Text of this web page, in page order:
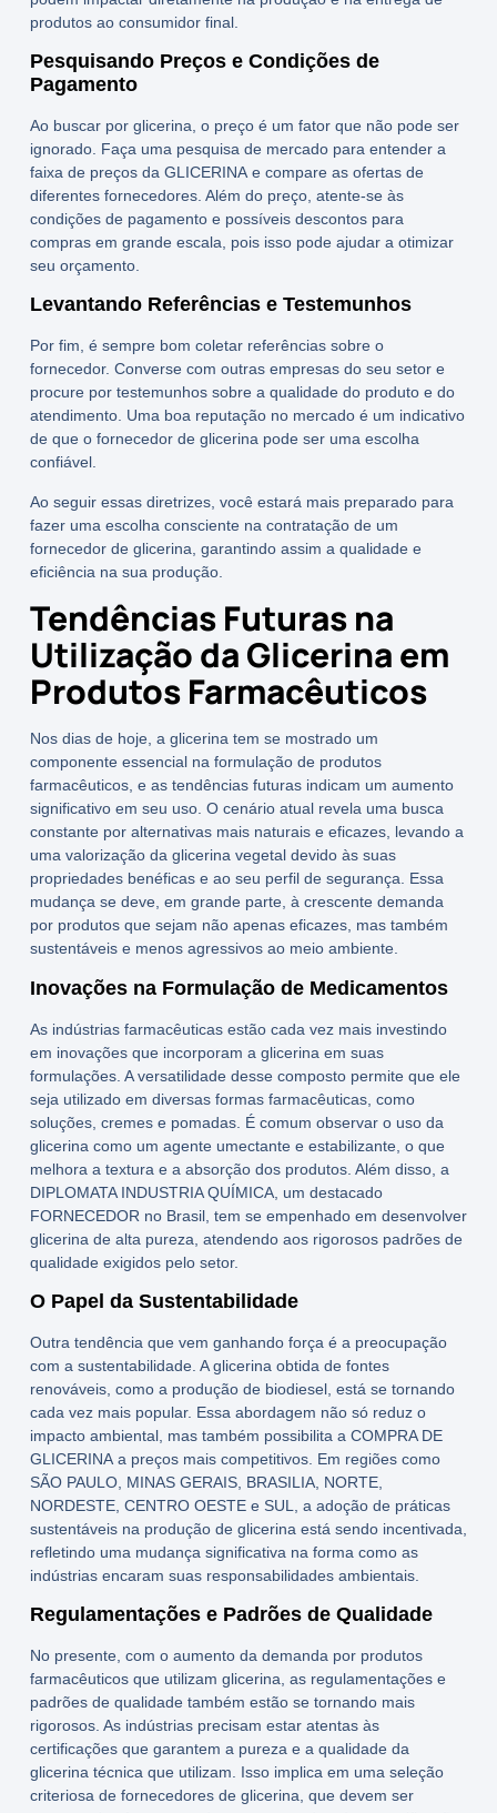
produtos ao consumidor final.
Pesquisando Preços e Condições de
Pagamento
Ao buscar por glicerina, o preço é um fator que não pode ser
ignorado. Faça uma pesquisa de mercado para entender a
faixa de preços da GLICERINAe compare as ofertas de
diferentes fornecedores. Além do preço, atente-se às
condições de pagamento e possíveis descontos para
compras em grande escala, pois isso pode ajudar a otimizar
seu orçamento.
Levantando Referências e Testemunhos
Por fim, é sempre bom coletar referências sobre o
fornecedor. Converse com outras empresas do seu setor e
procure por testemunhos sobre a qualidade do produto e do
atendimento. Uma boa reputação no mercado é um indicativo
de que o fornecedor de glicerina pode ser uma escolha
confiável.
Ao seguir essas diretrizes, você estará mais preparado para
fazer uma escolha consciente na contratação de um
fornecedor de glicerina, garantindo assim a qualidade e
eficiência na sua produção.
Tendências Futuras na
Utilização da Glicerina em
Produtos Farmacêuticos
Nos dias de hoje, a glicerina tem se mostrado um
componente essencial na formulação de produtos
farmacêuticos, e as tendências futuras indicam um aumento
significativo em seu uso. O cenário atual revela uma busca
constante por alternativas mais naturais e eficazes, levando a
uma valorização da glicerina vegetaldevido às suas
propriedades benéficas e ao seu perfil de segurança. Essa
mudança se deve, em grande parte, à crescente demanda
por produtos que sejam não apenas eficazes, mas também
sustentáveis e menos agressivos ao meio ambiente.
Inovações na Formulação de Medicamentos
As indústrias farmacêuticas estão cada vez mais investindo
em inovações que incorporam a glicerina em suas
formulações. A versatilidade desse composto permite que ele
seja utilizado em diversas formas farmacêuticas, como
soluções, cremes e pomadas. É comum observar o uso da
glicerina como um agente umectante e estabilizante, o que
melhora a textura e a absorção dos produtos. Além disso, a
DIPLOMATA INDUSTRIA QUÍMICA, um destacado
FORNECEDOR no Brasil, tem se empenhado em desenvolver
glicerina de alta pureza, atendendo aos rigorosos padrões de
qualidade exigidos pelo setor.
O Papel da Sustentabilidade
Outra tendência que vem ganhando força é a preocupação
com a sustentabilidade. Aglicerina obtida de fontes
renováveis, como a produção de biodiesel, está se tornando
cada vez mais popular. Essa abordagem não só reduz o
impacto ambiental, mas também possibilita a COMPRA DE
GLICERINAa preços mais competitivos. Em regiões como
SÃO PAULO, MINAS GERAIS, BRASILIA, NORTE,
NORDESTE, CENTRO OESTEe SUL
, a adoção de práticas
sustentáveis na produção de glicerina está sendo incentivada,
refletindo uma mudança significativa na forma como as
indústrias encaram suas responsabilidades ambientais.
Regulamentações e Padrões de Qualidade
No presente, com o aumento da demanda por produtos
farmacêuticos que utilizam glicerina, as regulamentações e
padrões de qualidade também estão se tornando mais
rigorosos. As indústrias precisam estar atentas às
certificações que garantem a pureza e a qualidade da
glicerina técnicaque utilizam. Isso implica em uma seleção
criteriosa de fornecedores de glicerina, que devem ser